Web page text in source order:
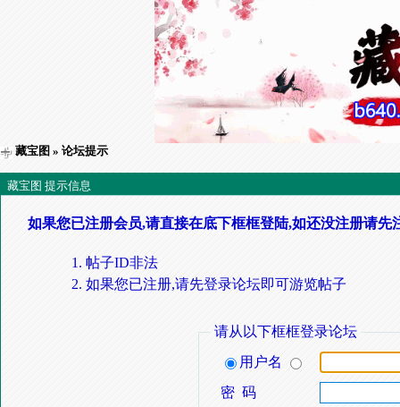
藏宝图 » 论坛提示
藏宝图 提示信息
如果您已注册会员,请直接在底下框框登陆,如还没注册请先
帖子ID非法
如果您已注册,请先登录论坛即可游览帖子
请从以下框框登录论坛
用户名
密 码